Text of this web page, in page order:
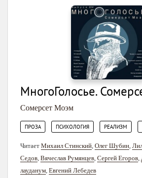
МногоГолосье.
Сомерсет Моэм
ПРОЗА ПСИХОЛОГИЯ РЕАЛИЗМ
Читает Михаил Стинский, Олег Шубин,
Седов, Вячеслав Румянцев, Сергей Егоров,
лауданум, Евгений Лебедев